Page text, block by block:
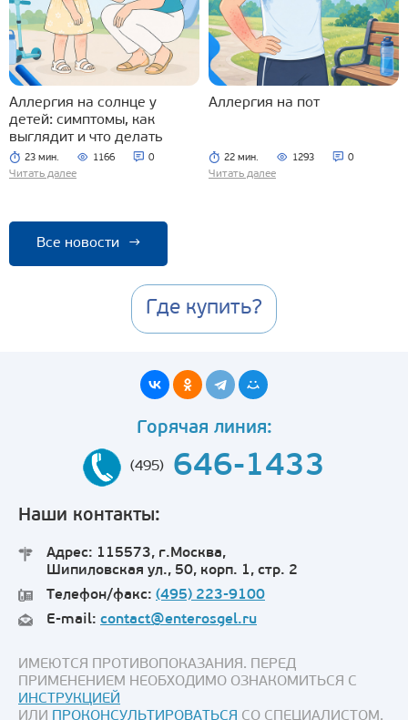
Аллергия на солнце у
детей: симптомы, как
выглядит и что делать
23 мин. 1166 0
Читать далее
Аллергия на пот
22 мин. 1293 0
Читать далее
Все новости →
Где купить?
Горячая линия:
(495) 646-1433
Наши контакты:
Адрес: 115573, г.Москва,
Шипиловская ул., 50, корп. 1, стр. 2
Телефон/факс: (495) 223-9100
E-mail: contact@enterosgel.ru
ИМЕЮТСЯ ПРОТИВОПОКАЗАНИЯ. ПЕРЕД
ПРИМЕНЕНИЕМ НЕОБХОДИМО ОЗНАКОМИТЬСЯ С
ИНСТРУКЦИЕЙ
ИЛИ ПРОКОНСУЛЬТИРОВАТЬСЯ СО СПЕЦИАЛИСТОМ.